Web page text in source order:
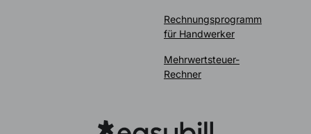
Rechnungsprogramm
für Handwerker
Mehrwertsteuer-
Rechner